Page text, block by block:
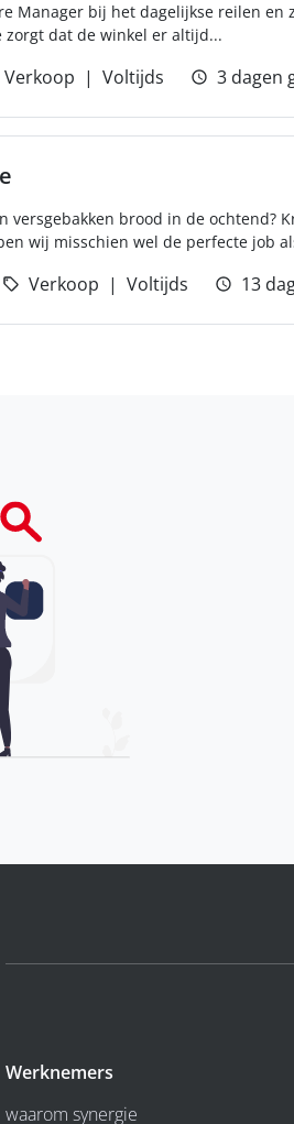
Manager bij het dagelijkse reilen
zorgt dat de winkel er altijd...
Verkoop Voltijds 3 dagen
versgebakken brood in de ochtend?
wij misschien wel de perfecte job
Verkoop Voltijds 13
Werknemers
waarom synergie